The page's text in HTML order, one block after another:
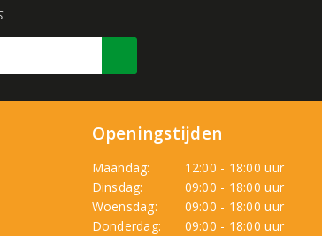
Openingstijden
Maandag:
12:00 - 18:00 uur
Dinsdag:
09:00 - 18:00 uur
Woensdag:
09:00 - 18:00 uur
Donderdag:
09:00 - 18:00 uur